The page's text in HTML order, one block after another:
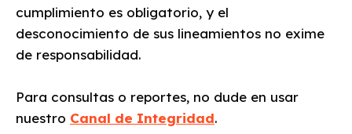
cumplimiento es obligatorio, y el
desconocimiento de sus lineamientos no exime
de responsabilidad.
Para consultas o reportes, no dude en usar
nuestro Canal de Integridad.